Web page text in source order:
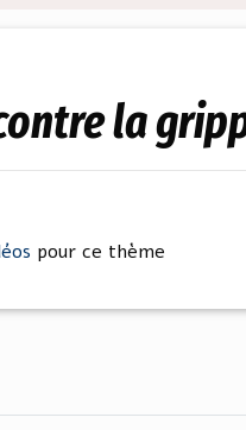
la
pour ce thème